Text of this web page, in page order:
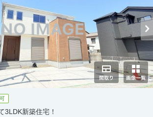
3LDK新築住宅！